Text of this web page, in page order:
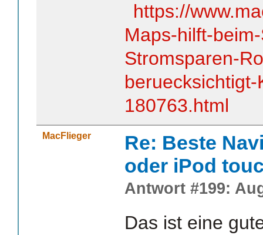
https://
Maps-hilft-
Stromsparen-
180763.html
MacFlieger
Re: Beste
oder iPod
Antwort #199:
Das ist eine